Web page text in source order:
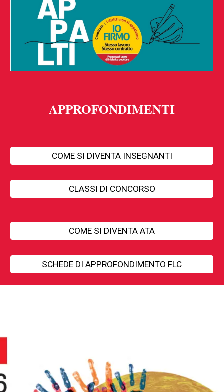
APPROFONDIMENTI
COME SI DIVENTA INSEGNANTI
CLASSI DI CONCORSO
COME SI DIVENTA ATA
SCHEDE DI APPROFONDIMENTO FLC